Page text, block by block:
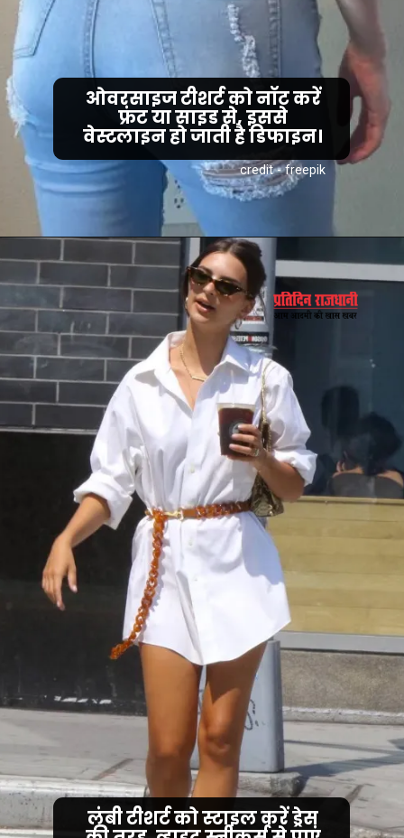
credit - freepik
ओवरसाइज टीशर्ट को नॉट करें
फ्रंट या साइड से, इससे
वेस्टलाइन हो जाती है डिफाइन।
लंबी टीशर्ट को स्टाइल करें ड्रेस